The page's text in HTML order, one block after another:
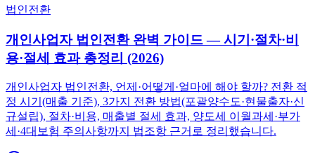
법인전환
개인사업자 법인전환 완벽 가이드 — 시기·절차·비
용·절세 효과 총정리 (2026)
개인사업자 법인전환, 언제·어떻게·얼마에 해야 할까? 전환 적
정 시기(매출 기준), 3가지 전환 방법(포괄양수도·현물출자·신
규설립), 절차·비용, 매출별 절세 효과, 양도세 이월과세·부가
세·4대보험 주의사항까지 법조항 근거로 정리했습니다.